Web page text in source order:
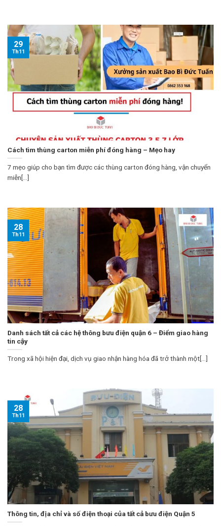
Cách tìm thùng carton miễn phí đóng hàng – Mẹo hay
7 mẹo giúp cho bạn tìm được các thùng carton đóng hàng, vận chuyển
miễn[...]
29
Th11
Danh sách tất cả các hệ thông bưu điện quận 6 – Điểm giao hàng
tin cậy
Trong xã hội hiện đại, dịch vụ giao nhận hàng hóa đã trở thành một[...]
28
Th11
Thông tin, địa chỉ và số điện thoại của tất cả bưu điện Quận 5
28
Th11